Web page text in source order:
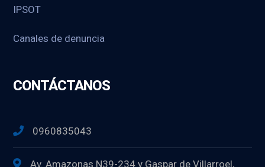
IPSOT
Canales de denuncia
CONTÁCTANOS
0960835043
Av. Amazonas N39-234 y Gaspar de Villarroel,